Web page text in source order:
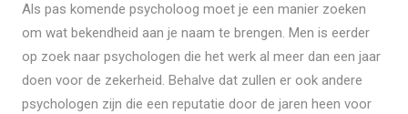
Als pas komende psycholoog moet je een manier zoeken
om wat bekendheid aan je naam te brengen. Men is eerder
op zoek naar psychologen die het werk al meer dan een jaar
doen voor de zekerheid. Behalve dat zullen er ook andere
psychologen zijn die een reputatie door de jaren heen voor